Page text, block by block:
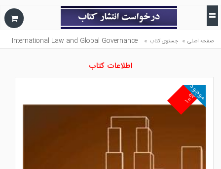
صفحه اصلی » جستوی کتاب »
International Law and Global Governance
اطلاعات کتاب
۱۰%
موجود